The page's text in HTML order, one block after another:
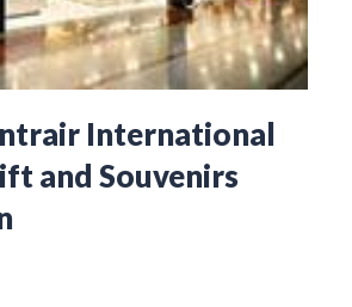
International
and Souvenirs